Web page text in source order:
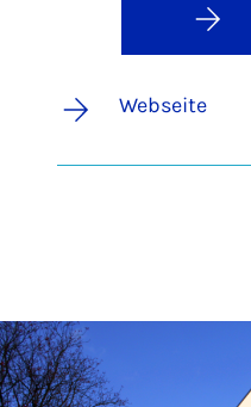
Webseite